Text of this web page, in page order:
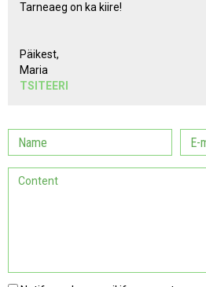
Tarneaeg on ka kiire!
Päikest,
Maria
TSITEERI